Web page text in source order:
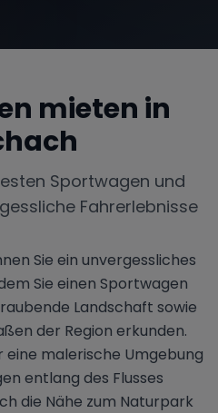
mieten in
Sportwagen und
Fahrerlebnisse
Sie ein unvergessliches
Sie einen Sportwagen
Landschaft sowie
der Region erkunden.
malerische Umgebung
entlang des Flusses
die Nähe zum Naturpark